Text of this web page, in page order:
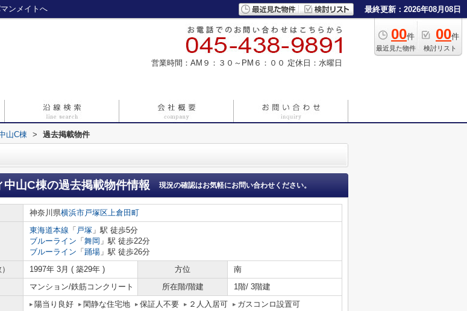
ンメイトへ 最終更新：2026年08月08日
00件
最近見た物件
00件
検討リスト
営業時間：AM９：３０～PM６：００ 定休日：水曜日
山C棟 > 過去掲載物件
中山C棟の過去掲載物件情報 現況の確認はお気軽にお問い合わせください。
神奈川県横浜市戸塚区上倉田町
東海道本線 「 戸塚 」駅 徒歩5分
ブルーライン 「 舞岡 」駅 徒歩22分
ブルーライン 「 踊場 」駅 徒歩26分
1997年 3月 ( 築29年 ) 方位
南
マンション/鉄筋コンクリート 所在階/階建 1階/ 3階建
陽当り良好 閑静な住宅地 保証人不要 ２人入居可
ガスコンロ設置可